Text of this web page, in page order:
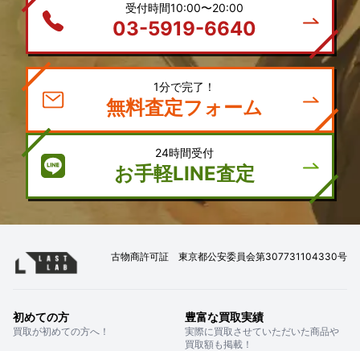
受付時間10:00〜20:00
03-5919-6640
1分で完了！
無料査定フォーム
24時間受付
お手軽LINE査定
古物商許可証 東京都公安委員会第307731104330号
初めての方
買取が初めての方へ！
豊富な買取実績
実際に買取させていただいた商品や
買取額も掲載！